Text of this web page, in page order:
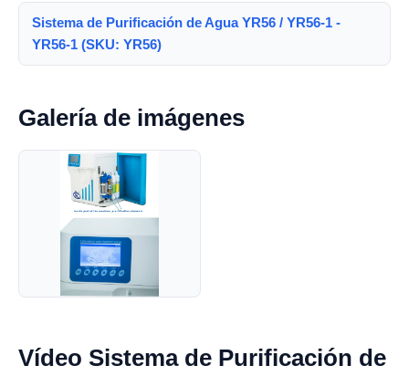
Sistema de Purificación de Agua YR56 / YR56-1 -
YR56-1 (SKU: YR56)
Galería de imágenes
Vídeo Sistema de Purificación de